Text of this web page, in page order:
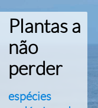
Plantas a
não
perder
espécies